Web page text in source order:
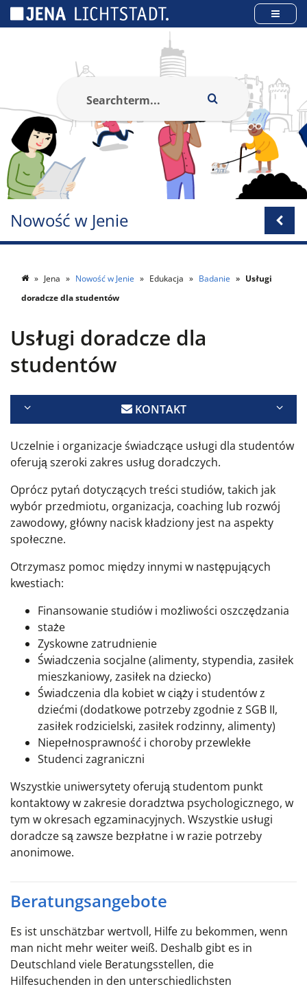
Nowość w Jenie
Jena Nowość w Jenie Edukacja Badanie
Usługi
doradcze dla studentów
Usługi doradcze dla
studentów
KONTAKT
Uczelnie i organizacje świadczące usługi dla studentów
oferują szeroki zakres usług doradczych.
Oprócz pytań dotyczących treści studiów, takich jak
wybór przedmiotu, organizacja, coaching lub rozwój
zawodowy, główny nacisk kładziony jest na aspekty
społeczne.
Otrzymasz pomoc między innymi w następujących
kwestiach:
Finansowanie studiów i możliwości oszczędzania
staże
Zyskowne zatrudnienie
Świadczenia socjalne (alimenty, stypendia, zasiłek
mieszkaniowy, zasiłek na dziecko)
Świadczenia dla kobiet w ciąży i studentów z
dziećmi (dodatkowe potrzeby zgodnie z SGB II,
zasiłek rodzicielski, zasiłek rodzinny, alimenty)
Niepełnosprawność i choroby przewlekłe
Studenci zagraniczni
Wszystkie uniwersytety oferują studentom punkt
kontaktowy w zakresie doradztwa psychologicznego, w
tym w okresach egzaminacyjnych. Wszystkie usługi
doradcze są zawsze bezpłatne i w razie potrzeby
anonimowe.
Beratungsangebote
Es ist unschätzbar wertvoll, Hilfe zu bekommen, wenn
man nicht mehr weiter weiß. Deshalb gibt es in
Deutschland viele Beratungsstellen, die
Hilfesuchenden in den unterschiedlichsten
Panel zarządzania plikami cookies